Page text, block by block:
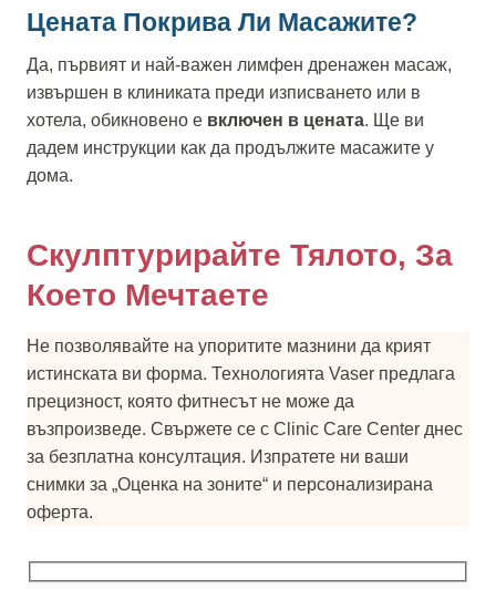
Цената Покрива Ли Масажите?
Да, първият и най-важен лимфен дренажен масаж,
извършен в клиниката преди изписването или в
хотела, обикновено е включен в цената. Ще ви
дадем инструкции как да продължите масажите у
дома.
Скулптурирайте Тялото, За
Което Мечтаете
Не позволявайте на упоритите мазнини да крият
истинската ви форма. Технологията Vaser предлага
прецизност, която фитнесът не може да
възпроизведе. Свържете се с Clinic Care Center днес
за безплатна консултация. Изпратете ни ваши
снимки за „Оценка на зоните“ и персонализирана
оферта.